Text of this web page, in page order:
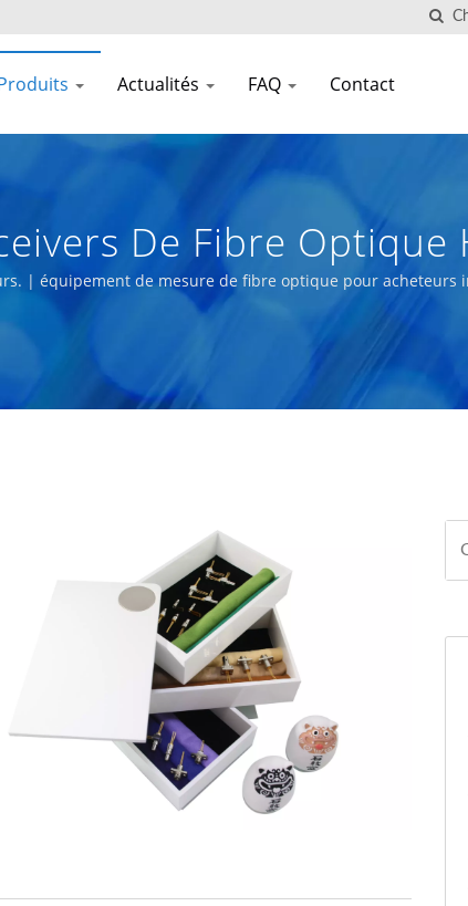
Actualités FAQ Contact
De Fibre Optique
| équipement de mesure de fibre optique pour acheteurs